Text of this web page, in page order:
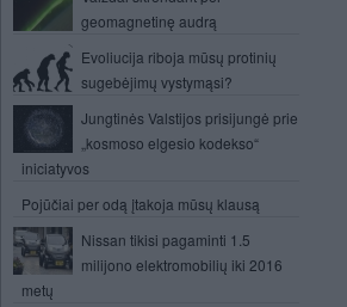
geomagnetinę audrą
Evoliucija riboja mūsų protinių
sugebėjimų vystymąsi?
Jungtinės Valstijos prisijungė prie
„kosmoso elgesio kodekso“
iniciatyvos
Pojūčiai per odą įtakoja mūsų klausą
Nissan tikisi pagaminti 1.5
milijono elektromobilių iki 2016
metų